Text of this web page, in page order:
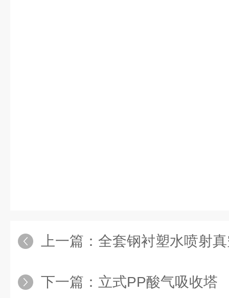
上一篇： 全套钢衬塑水喷射
下一篇： 立式PP酸气吸收塔